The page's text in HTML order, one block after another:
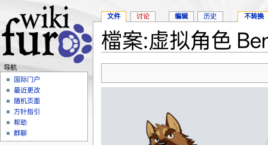
檔案:虚拟角色
文件 讨论 编辑 历史 不转换
导航
国际门户
最近更改
随机页面
方针指引
帮助
群聊